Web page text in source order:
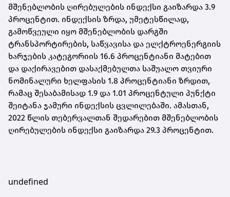
მშენებლობის ღირებულების ინდექსი გაიზარდა 3.9
პროცენტით. ინდექსის ზრდა, უმეტესწილად,
გამოწვეული იყო მშენებლობის დარგში
ტრანსპორტირების, საწვავისა და ელქტროენერგიის
ხარჯების კატეგორიის 16.6 პროცენტიანი მატებით
და დაქირავებით დასაქმებულთა საშუალო თვიური
ნომინალური ხელფასის 1.8 პროცენტიანი ზრდით,
რამაც შესაბამისად 1.9 და 1.01 პროცენტული პუნქტი
შეიტანა ჯამური ინდექსის ცვლილებაში. ამასთან,
2022 წლის თებერვალთან შედარებით მშენებლობის
ღირებულების ინდექსი გაიზარდა 29.3 პროცენტით.
undefined